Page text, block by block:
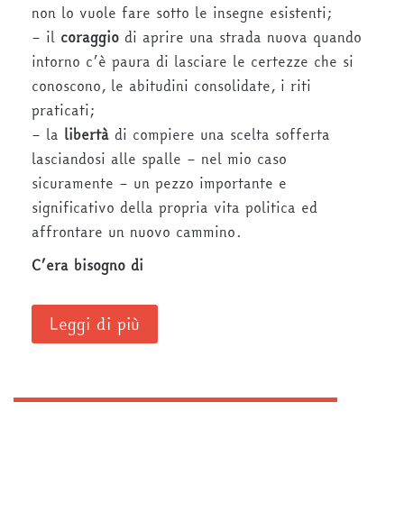
non lo vuole fare sotto le insegne esistenti;
– il coraggio di aprire una strada nuova quando
intorno c’è paura di lasciare le certezze che si
conoscono, le abitudini consolidate, i riti
praticati;
– la libertà di compiere una scelta sofferta
lasciandosi alle spalle – nel mio caso
sicuramente – un pezzo importante e
significativo della propria vita politica ed
affrontare un nuovo cammino.
C’era bisogno di
Leggi di più